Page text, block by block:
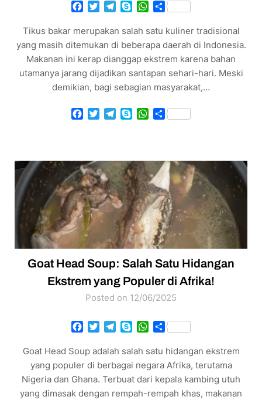
Facebook
TwitterTelegram
SkypeWhatsApp
Share
Tikus bakar merupakan salah satu kuliner tradisional
yang masih ditemukan di beberapa daerah di Indonesia.
Makanan ini kerap dianggap ekstrem karena bahan
utamanya jarang dijadikan santapan sehari-hari. Meski
demikian, bagi sebagian masyarakat,…
Facebook
TwitterTelegram
SkypeWhatsApp
Share
Goat Head Soup: Salah Satu Hidangan
Ekstrem yang Populer di Afrika!
Posted on 12/06/2025
Facebook
TwitterTelegram
SkypeWhatsApp
Share
Goat Head Soup adalah salah satu hidangan ekstrem
yang populer di berbagai negara Afrika, terutama
Nigeria dan Ghana. Terbuat dari kepala kambing utuh
yang dimasak dengan rempah-rempah khas, makanan